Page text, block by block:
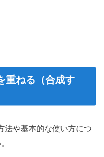
重ねる（合成す
法や基本的な使い方につ